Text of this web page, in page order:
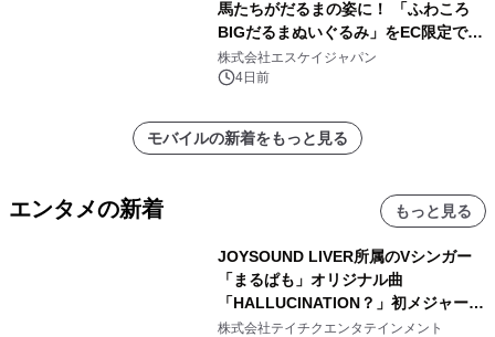
馬たちがだるまの姿に！ 「ふわころ
BIGだるまぬいぐるみ」をEC限定で受
注販売開始
株式会社エスケイジャパン
4日前
モバイルの新着をもっと見る
エンタメの新着 もっと見る
JOYSOUND LIVER所属のVシンガー
「まるぱも」オリジナル曲
「HALLUCINATION？」初メジャー配
信リリース決定！
株式会社テイチクエンタテインメント